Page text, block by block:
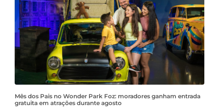
Mês dos Pais no Wonder Park Foz: moradores ganham entrada
gratuita em atrações durante agosto